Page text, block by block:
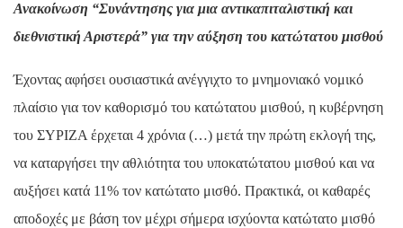
Ανακοίνωση “Συνάντησης για μια αντικαπιταλιστική και
διεθνιστική Αριστερά” για την αύξηση του κατώτατου μισθού
Έχοντας αφήσει ουσιαστικά ανέγγιχτο το μνημονιακό νομικό
πλαίσιο για τον καθορισμό του κατώτατου μισθού, η κυβέρνηση
του ΣΥΡΙΖΑ έρχεται 4 χρόνια (…) μετά την πρώτη εκλογή της,
να καταργήσει την αθλιότητα του υποκατώτατου μισθού και να
αυξήσει κατά 11% τον κατώτατο μισθό. Πρακτικά, οι καθαρές
αποδοχές με βάση τον μέχρι σήμερα ισχύοντα κατώτατο μισθό